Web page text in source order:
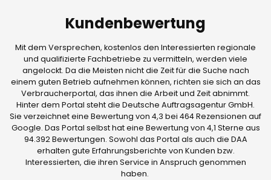
Kundenbewertung
Mit dem Versprechen, kostenlos den Interessierten regionale
und qualifizierte Fachbetriebe zu vermitteln, werden viele
angelockt. Da die Meisten nicht die Zeit für die Suche nach
einem guten Betrieb aufnehmen können, richten sie sich an das
Verbraucherportal, das ihnen die Arbeit und Zeit abnimmt.
Hinter dem Portal steht die Deutsche Auftragsagentur GmbH.
Sie verzeichnet eine Bewertung von 4,3 bei 464 Rezensionen auf
Google. Das Portal selbst hat eine Bewertung von 4,1 Sterne aus
94.392 Bewertungen. Sowohl das Portal als auch die DAA
erhalten gute Erfahrungsberichte von Kunden bzw.
Interessierten, die ihren Service in Anspruch genommen
haben.